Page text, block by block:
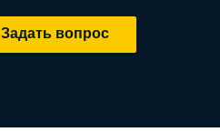
Задать вопрос